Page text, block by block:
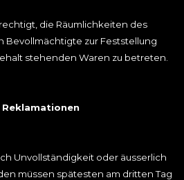
die Räumlichkeiten des
Bevollmächtigte zur Feststellung
stehenden Waren zu betreten.
Reklamationen
Unvollständigkeit oder äusserlich
müssen spätesten am dritten Tag